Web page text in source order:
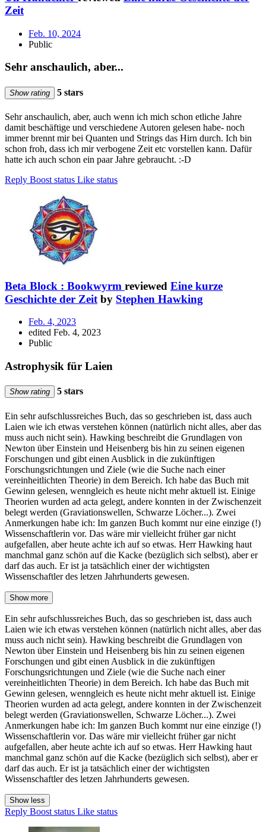
Zeit
Feb. 10, 2024
Public
Sehr anschaulich, aber...
Show rating 5 stars
Sehr anschaulich, aber, auch wenn ich mich schon etliche Jahre
damit beschäftige und verschiedene Autoren gelesen habe- noch
immer brennt mir bei Quanten und Strings das Hirn durch. Ich bin
schon froh, dass ich mir verbogene Zeit etc vorstellen kann. Dafür
hatte ich auch schon ein paar Jahre gebraucht. :-D
Reply Boost status Like status
Beta Block : Bookwyrm reviewed Eine kurze
Geschichte der Zeit by Stephen Hawking
Feb. 4, 2023
edited Feb. 4, 2023
Public
Astrophysik für Laien
Show rating 5 stars
Ein sehr aufschlussreiches Buch, das so geschrieben ist, dass auch
Laien wie ich etwas verstehen können (natürlich nicht alles, aber das
muss auch nicht sein). Hawking beschreibt die Grundlagen von
Newton über Einstein und Heisenberg bis hin zu seinen eigenen
Forschungen und gibt einen Ausblick in die zukünftigen
Forschungsrichtungen und Ziele (wie die Suche nach einer
vereinheitlichten Theorie) in dem Bereich. Ich habe das Buch mit
Gewinn gelesen, wenngleich es heute nicht mehr aktuell ist. Einige
Theorien wurden ad acta gelegt, andere konnten in der Zwischenzeit
belegt werden (Graviationswellen, Schwarze Löcher...). Zwei
Anmerkungen habe ich: Im ganzen Buch kommt nur eine einzige (!)
Wissenschaftlerin vor. Das wäre mir vielleicht früher gar nicht
aufgefallen, aber heute achte ich auf so etwas. Herr Hawking haut
manchmal ganz schön auf die Kacke (bezüglich sich selbst), aber er
darf das auch. Er ist ja tatsächlich einer der wichtigsten
Wissenschaftler des letzen Jahrhunderts gewesen.
Show more
Ein sehr aufschlussreiches Buch, das so geschrieben ist, dass auch
Laien wie ich etwas verstehen können (natürlich nicht alles, aber das
muss auch nicht sein). Hawking beschreibt die Grundlagen von
Newton über Einstein und Heisenberg bis hin zu seinen eigenen
Forschungen und gibt einen Ausblick in die zukünftigen
Forschungsrichtungen und Ziele (wie die Suche nach einer
vereinheitlichten Theorie) in dem Bereich. Ich habe das Buch mit
Gewinn gelesen, wenngleich es heute nicht mehr aktuell ist. Einige
Theorien wurden ad acta gelegt, andere konnten in der Zwischenzeit
belegt werden (Graviationswellen, Schwarze Löcher...). Zwei
Anmerkungen habe ich: Im ganzen Buch kommt nur eine einzige (!)
Wissenschaftlerin vor. Das wäre mir vielleicht früher gar nicht
aufgefallen, aber heute achte ich auf so etwas. Herr Hawking haut
manchmal ganz schön auf die Kacke (bezüglich sich selbst), aber er
darf das auch. Er ist ja tatsächlich einer der wichtigsten
Wissenschaftler des letzen Jahrhunderts gewesen.
Show less
Reply Boost status Like status